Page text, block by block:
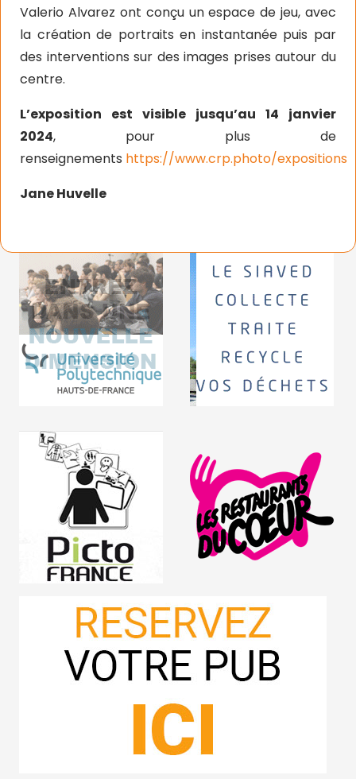
Valerio Alvarez ont conçu un espace de jeu, avec
la création de portraits en instantanée puis par
des interventions sur des images prises autour du
centre.
L’exposition est visible jusqu’au 14 janvier
2024, pour plus de
renseignements https://www.crp.photo/expositions
Jane Huvelle